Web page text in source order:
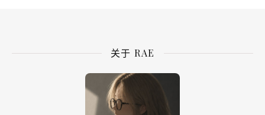
关于 RAE